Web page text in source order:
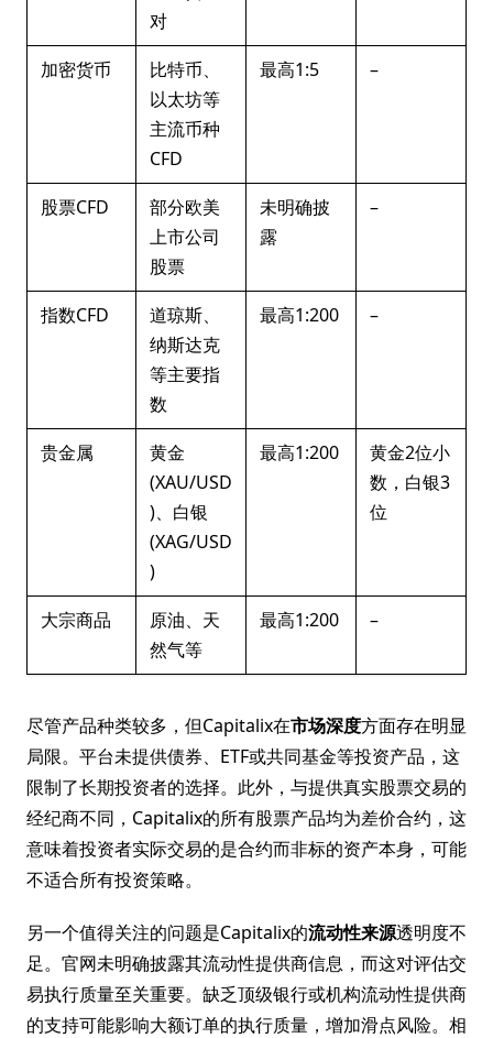
对
加密货币
比特币、
以太坊等
主流币种
CFD
最高1:5 –
股票CFD
部分欧美
上市公司
股票
未明确披
露
–
指数CFD
道琼斯、
纳斯达克
等主要指
数
最高1:200 –
贵金属
黄金
(XAU/USD
)、白银
(XAG/USD
)
最高1:200
黄金2位小
数，白银3
位
大宗商品
原油、天
然气等
最高1:200 –
尽管产品种类较多，但Capitalix在市场深度方面存在明显
局限。平台未提供债券、ETF或共同基金等投资产品，这
限制了长期投资者的选择。此外，与提供真实股票交易的
经纪商不同，Capitalix的所有股票产品均为差价合约，这
意味着投资者实际交易的是合约而非标的资产本身，可能
不适合所有投资策略。
另一个值得关注的问题是Capitalix的流动性来源透明度不
足。官网未明确披露其流动性提供商信息，而这对评估交
易执行质量至关重要。缺乏顶级银行或机构流动性提供商
的支持可能影响大额订单的执行质量，增加滑点风险。相